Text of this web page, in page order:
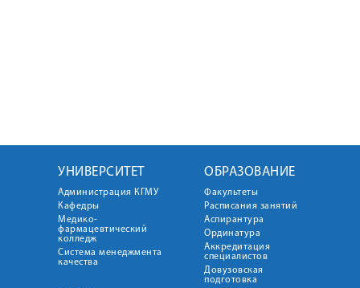
УНИВЕРСИТЕТ
Администрация КГМУ
Кафедры
Медико-
фармацевтический
колледж
Система менеджмента
качества
ОБРАЗОВАНИЕ
Факультеты
Расписания занятий
Аспирантура
Ординатура
Аккредитация
специалистов
Довузовская
подготовка